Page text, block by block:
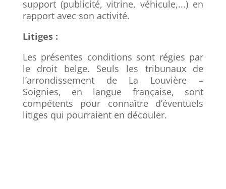
support (publicité, vitrine, véhicule,...) en
rapport avec son activité.
Litiges :
Les présentes conditions sont régies par
le droit belge. Seuls les tribunaux de
l’arrondissement de La Louvière –
Soignies, en langue française, sont
compétents pour connaître d’éventuels
litiges qui pourraient en découler.